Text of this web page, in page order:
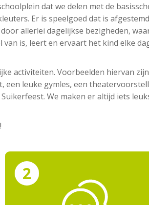
dat we delen met de
Er is speelgoed dat is
allerlei dagelijkse bezigheden,
is, leert en ervaart het kind elke
activiteiten. Voorbeelden hiervan
een leuke gymles, een
We maken er altijd iets